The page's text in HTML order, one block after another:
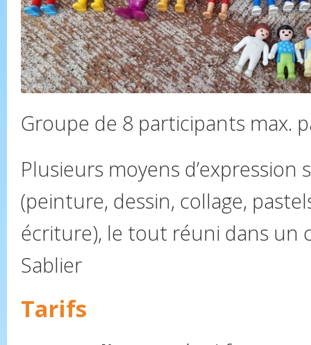
Groupe de 8 participants max.
Plusieurs moyens d’expression
(peinture, dessin, collage,
écriture), le tout réuni dans un
Sablier
Tarifs